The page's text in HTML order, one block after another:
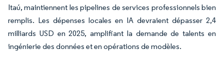
Itaú, maintiennent les pipelines de services professionnels bien
remplis. Les dépenses locales en IA devraient dépasser 2,4
milliards USD en 2025, amplifiant la demande de talents en
ingénierie des données et en opérations de modèles.